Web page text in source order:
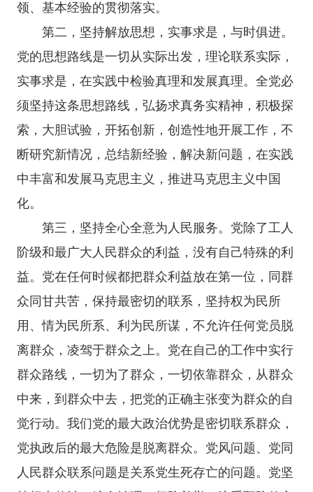
领、基本经验的贯彻落实。
第二，坚持解放思想，实事求是，与时俱进。
党的思想路线是一切从实际出发，理论联系实际，
实事求是，在实践中检验真理和发展真理。全党必
须坚持这条思想路线，弘扬求真务实精神，积极探
索，大胆试验，开拓创新，创造性地开展工作，不
断研究新情况，总结新经验，解决新问题，在实践
中丰富和发展马克思主义，推进马克思主义中国
化。
第三，坚持全心全意为人民服务。党除了工人
阶级和最广大人民群众的利益，没有自己特殊的利
益。党在任何时候都把群众利益放在第一位，同群
众同甘共苦，保持最密切的联系，坚持权为民所
用、情为民所系、利为民所谋，不允许任何党员脱
离群众，凌驾于群众之上。党在自己的工作中实行
群众路线，一切为了群众，一切依靠群众，从群众
中来，到群众中去，把党的正确主张变为群众的自
觉行动。我们党的最大政治优势是密切联系群众，
党执政后的最大危险是脱离群众。党风问题、党同
人民群众联系问题是关系党生死存亡的问题。党坚